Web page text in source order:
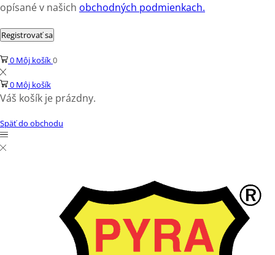
opísané v našich obchodných podmienkach.
Registrovať sa
0 Môj košík0
0 Môj košík
Váš košík je prázdny.
Späť do obchodu